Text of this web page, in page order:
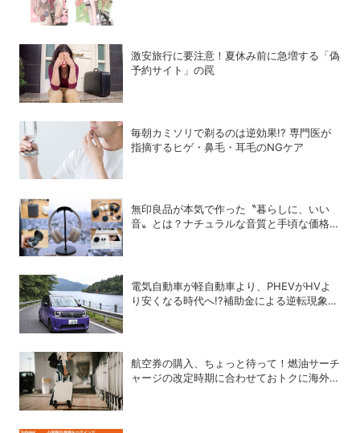
激安旅行に要注意！夏休み前に急増する「偽
予約サイト」の罠
毎朝カミソリで剃るのは逆効果!? 専門医が
指摘するヒゲ・鼻毛・耳毛のNGケア
無印良品が本気で作った〝暮らしに、いい
音〟とは？ナチュラルな音質と手頃な価格を
電気自動車が軽自動車より、PHEVがHVよ
り安くなる時代へ!?補助金による逆転現象に
航空券の購入、ちょっと待って！燃油サーチ
ャージの改定時期に合わせておトクに海外航